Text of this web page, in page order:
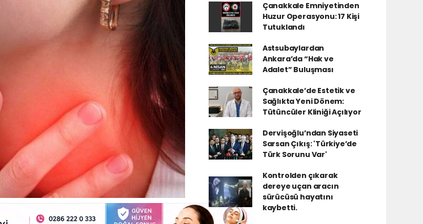
Çanakkale Emniyetinden
Huzur Operasyonu: 17 Kişi
Tutuklandı
Astsubaylardan
Ankara’da “Hak ve
Adalet” Buluşması
Çanakkale’de Estetik ve
Sağlıkta Yeni Dönem:
Tütüncüler Kliniği Açılıyor
Dervişoğlu’ndan Siyaseti
Sarsan Çıkış: 'Türkiye’de
Türk Sorunu Var'
Kontrolden çıkarak
dereye uçan aracın
sürücüsü hayatını
kaybetti.